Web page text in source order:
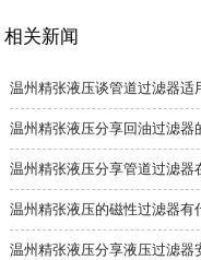
相关新闻
温州精张液压谈管道过滤器适
温州精张液压分享回油过滤器
温州精张液压分享管道过滤器
温州精张液压的磁性过滤器有
温州精张液压分享液压过滤器